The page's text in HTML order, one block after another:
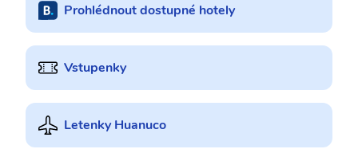
Prohlédnout dostupné hotely
Vstupenky
Letenky Huanuco